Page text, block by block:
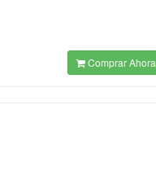
Comprar Ahora